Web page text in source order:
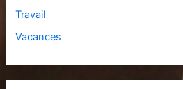
Travail
Vacances